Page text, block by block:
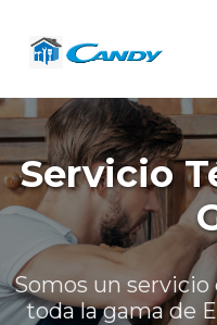
Servicio
Somos un servicio
toda la gama de